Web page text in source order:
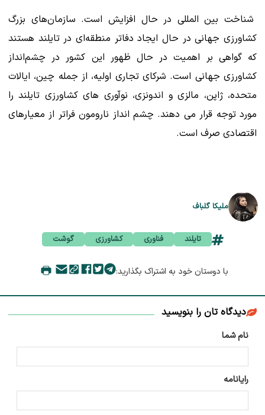
شناخت بین المللی در حال افزایش است. سازمان‌های بزرگ
کشاورزی جهانی در حال ایجاد دفاتر منطقه‌ای در تایلند هستند
که گواهی بر اهمیت در حال ظهور این کشور در چشم‌انداز
کشاورزی جهانی است. شرکای تجاری اولیه، از جمله چین، ایالات
متحده، ژاپن، مالزی و اندونزی، نوآوری های کشاورزی تایلند را
مورد توجه قرار می دهند. چشم انداز نارومون فراتر از معیارهای
اقتصادی صرف است.
ملیکا گلباف
تایلند فناوری کشاورزی گوشت
با دوستان خود به اشتراک بگذارید:
دیدگاه تان را بنویسید
نام شما
رایانامه